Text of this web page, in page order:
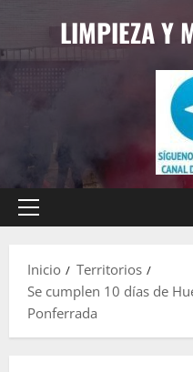
contenido
LIMPIEZA Y
Menú
Inicio
Territorios
Se cumplen 10 días de
Ponferrada